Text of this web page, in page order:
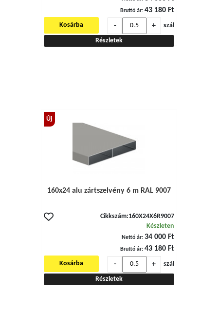
Bruttó ár: 43 180 Ft
-
+ szál
Kosárba
Részletek
Új
160x24 alu zártszelvény 6 m RAL 9007
Cikkszám:160X24X6R9007
Készleten
Nettó ár: 34 000 Ft
Bruttó ár: 43 180 Ft
-
+ szál
Kosárba
Részletek